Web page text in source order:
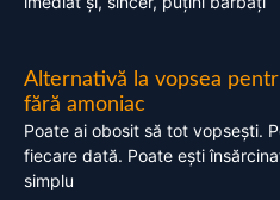
Alternativă la vopsea
fără amoniac
Poate ai obosit să tot vopsești.
fiecare dată. Poate ești
simplu